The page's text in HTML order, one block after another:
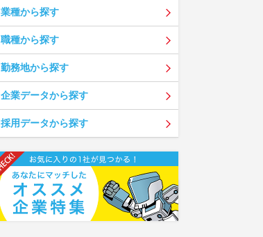
業種から探す
職種から探す
勤務地から探す
企業データから探す
採用データから探す